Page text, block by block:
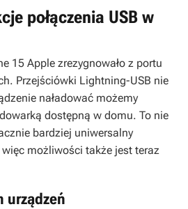
połączenia USB w
15 Apple zrezygnowało z portu
Przejściówki Lightning-USB nie
naładować możemy
dostępną w domu. To nie
bardziej uniwersalny
możliwości także jest teraz
urządzeń